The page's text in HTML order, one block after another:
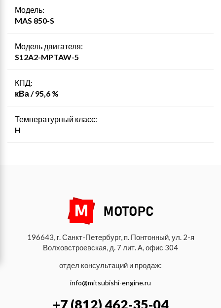
Модель:
MAS 850-S
Модель двигателя:
S12A2-MPTAW-5
КПД:
кВа / 95,6 %
Температурный класс:
H
196643, г. Санкт-Петербург, п. Понтонный, ул. 2-я
Волховстроевская, д. 7 лит. А, офис 304
отдел консультаций и продаж:
info@mitsubishi-engine.ru
+7 (812) 462-35-04